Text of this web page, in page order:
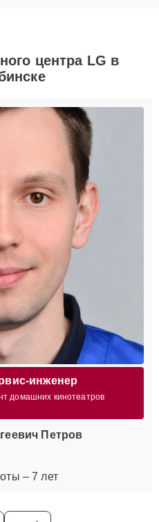
центра LG в
инженер
домашних кинотеатров
Петров
– 7 лет